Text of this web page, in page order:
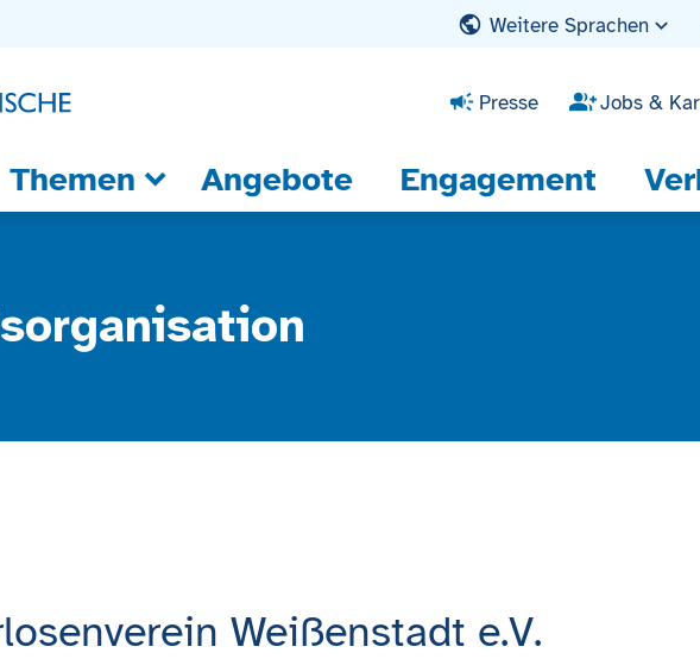
Weitere Sprachen
Presse Jobs &
Themen Angebote Engagement
Weißenstadt e.V.